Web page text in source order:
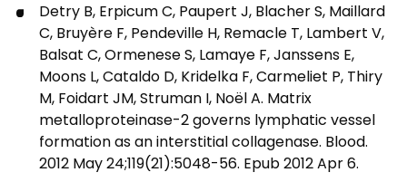
Detry B, Erpicum C, Paupert J, Blacher S, Maillard
C, Bruyère F, Pendeville H, Remacle T, Lambert V,
Balsat C, Ormenese S, Lamaye F, Janssens E,
Moons L, Cataldo D, Kridelka F, Carmeliet P, Thiry
M, Foidart JM, Struman I, Noël A. Matrix
metalloproteinase-2 governs lymphatic vessel
formation as an interstitial collagenase. Blood.
2012 May 24;119(21):5048-56. Epub 2012 Apr 6.